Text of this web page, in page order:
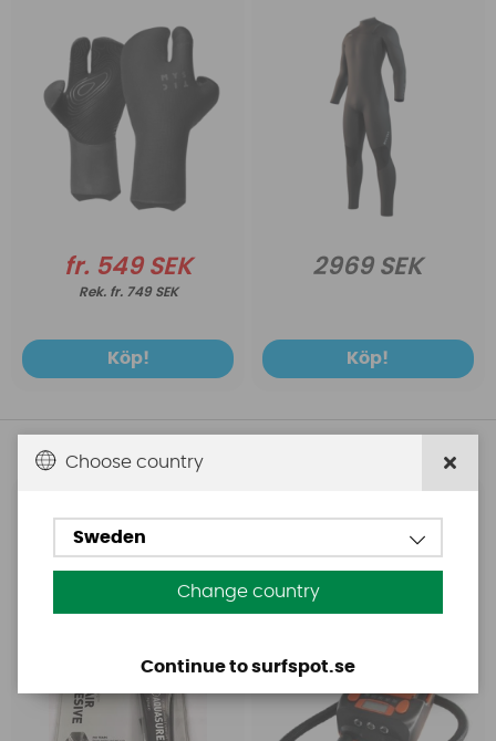
fr. 549 SEK
fr. 749 SEK
Köp!
2969 SEK
Köp!
Andra köpte även
Aquasure
Aquasure FD
Base
Base Rechargeable
SUP Pump
Choose country
Sweden
Change country
Continue to surfspot.se